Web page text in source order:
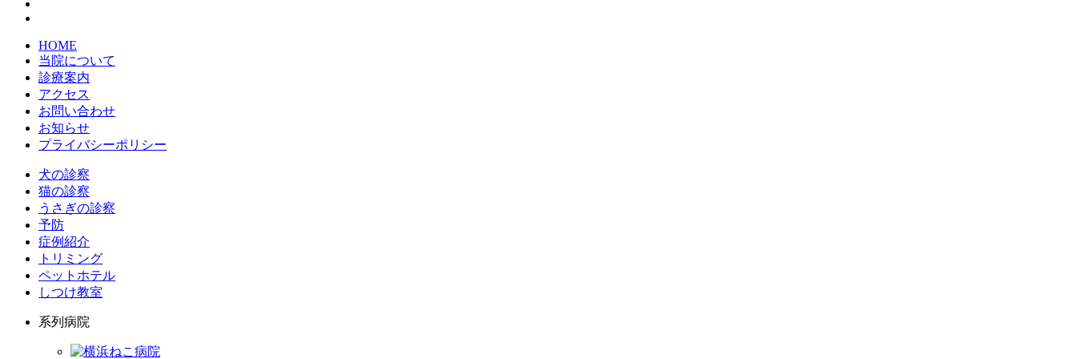
HOME
当院について
診療案内
アクセス
お問い合わせ
お知らせ
プライバシーポリシー
犬の診察
猫の診察
うさぎの診察
予防
症例紹介
トリミング
ペットホテル
しつけ教室
系列病院